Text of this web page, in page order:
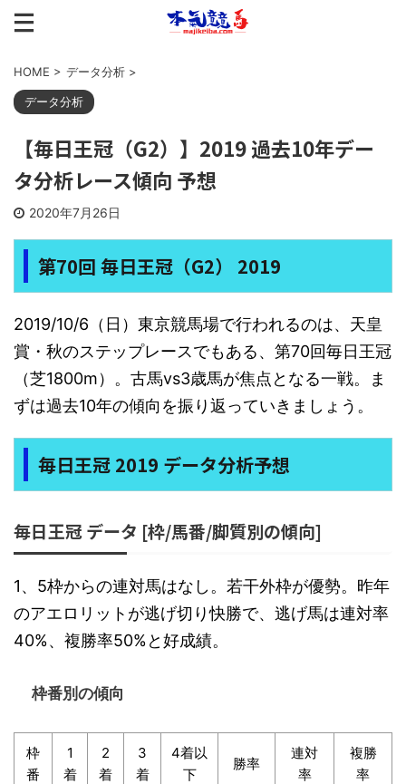
HOME > データ分析 >
データ分析
【毎日王冠（G2）】2019 過去10年デー
タ分析レース傾向 予想
2020年7月26日
第70回 毎日王冠（G2） 2019
2019/10/6（日）東京競馬場で行われるのは、天皇
賞・秋のステップレースでもある、第70回毎日王冠
（芝1800m）。古馬vs3歳馬が焦点となる一戦。ま
ずは過去10年の傾向を振り返っていきましょう。
毎日王冠 2019 データ分析予想
毎日王冠 データ [枠/馬番/脚質別の傾向]
1、5枠からの連対馬はなし。若干外枠が優勢。昨年
のアエロリットが逃げ切り快勝で、逃げ馬は連対率
40%、複勝率50%と好成績。
枠番別の傾向
枠
番
1
着
2
着
3
着
4着以
下
勝率
連対
率
複勝
率